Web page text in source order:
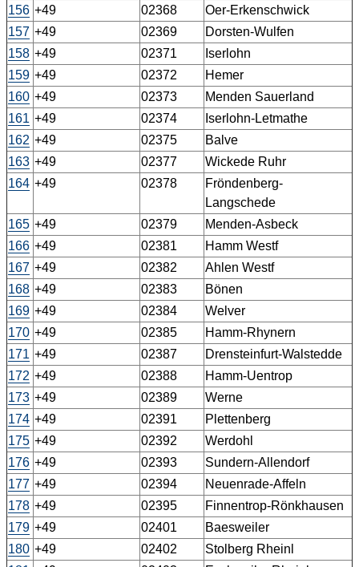
156 +49 02368
Oer-Erkenschwick
157 +49 02369
Dorsten-Wulfen
158 +49 02371
Iserlohn
159 +49 02372
Hemer
160 +49 02373
Menden Sauerland
161 +49 02374
Iserlohn-Letmathe
162 +49 02375
Balve
163 +49 02377
Wickede Ruhr
164 +49 02378
Fröndenberg-
Langschede
165 +49 02379
Menden-Asbeck
166 +49 02381
Hamm Westf
167 +49 02382
Ahlen Westf
168 +49 02383
Bönen
169 +49 02384
Welver
170 +49 02385
Hamm-Rhynern
171 +49 02387
Drensteinfurt-Walstedde
172 +49 02388
Hamm-Uentrop
173 +49 02389
Werne
174 +49 02391
Plettenberg
175 +49 02392
Werdohl
176 +49 02393
Sundern-Allendorf
177 +49 02394
Neuenrade-Affeln
178 +49 02395
Finnentrop-Rönkhausen
179 +49 02401
Baesweiler
180 +49 02402
Stolberg Rheinl